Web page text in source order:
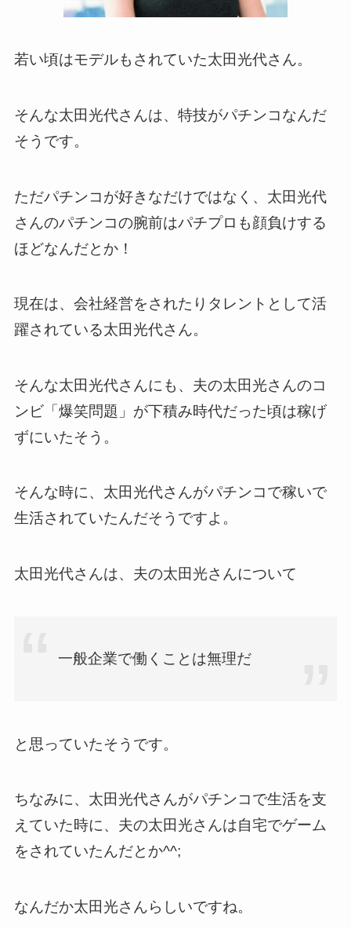
若い頃はモデルもされていた太田光代さん。
そんな太田光代さんは、特技がパチンコなんだ
そうです。
ただパチンコが好きなだけではなく、太田光代
さんのパチンコの腕前はパチプロも顔負けする
ほどなんだとか！
現在は、会社経営をされたりタレントとして活
躍されている太田光代さん。
そんな太田光代さんにも、夫の太田光さんのコ
ンビ「爆笑問題」が下積み時代だった頃は稼げ
ずにいたそう。
そんな時に、太田光代さんがパチンコで稼いで
生活されていたんだそうですよ。
太田光代さんは、夫の太田光さんについて
一般企業で働くことは無理だ
と思っていたそうです。
ちなみに、太田光代さんがパチンコで生活を支
えていた時に、夫の太田光さんは自宅でゲーム
をされていたんだとか^^;
なんだか太田光さんらしいですね。